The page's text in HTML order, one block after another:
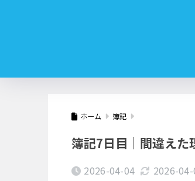
ホーム 簿記
簿記7日目｜間違えた
2026-04-04 2026-04-